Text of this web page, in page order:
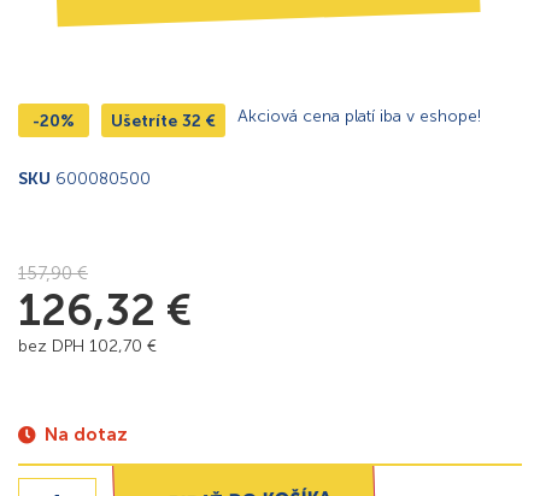
-20% Ušetríte 32 € Akciová cena platí iba v eshope!
SKU 600080500
157,90€
126,32 €
bez DPH 102,70 €
Na dotaz